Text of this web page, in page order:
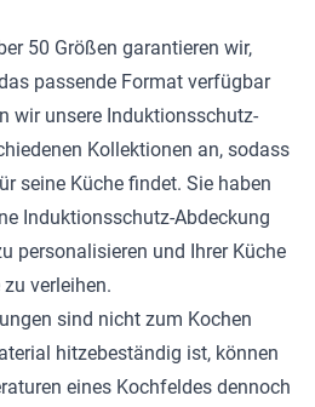
50 Größen garantieren wir,
passende Format verfügbar
wir unsere Induktionsschutz-
Kollektionen an, sodass
seine Küche findet. Sie haben
Induktionsschutz-Abdeckung
personalisieren und Ihrer Küche
verleihen.
sind nicht zum Kochen
hitzebeständig ist, können
eines Kochfeldes dennoch